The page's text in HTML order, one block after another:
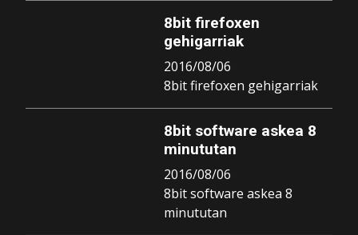
8bit firefoxen
gehigarriak
2016/08/06
8bit firefoxen gehigarriak
8bit software askea 8
minututan
2016/08/06
8bit software askea 8
minututan